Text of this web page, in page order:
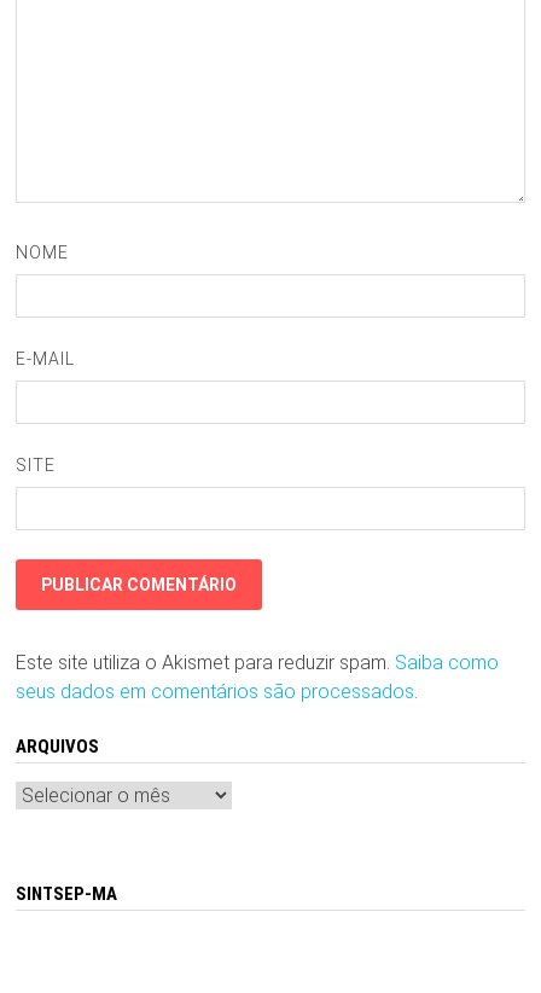
NOME
E-MAIL
SITE
Este site utiliza o Akismet para reduzir spam. Saiba como
seus dados em comentários são processados
ARQUIVOS
Arquivos
SINTSEP-MA